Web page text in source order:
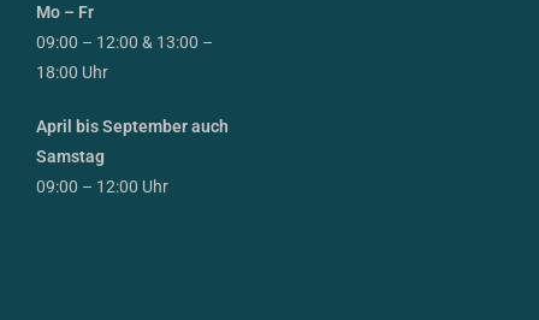
Mo – Fr
09:00 – 12:00 & 13:00 –
18:00 Uhr
April bis September auch
Samstag
09:00 – 12:00 Uhr